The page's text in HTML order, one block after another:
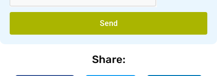
Send
Share: